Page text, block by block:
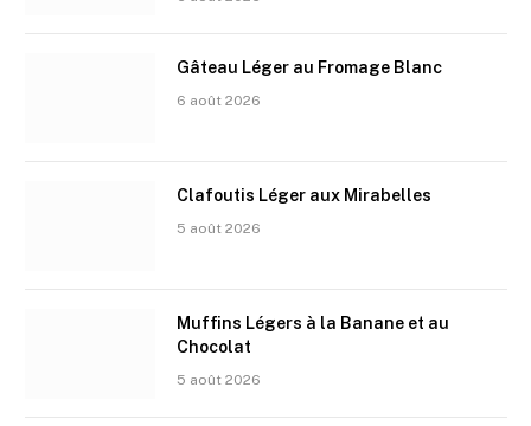
Gâteau Léger au Fromage Blanc
6 août 2026
Clafoutis Léger aux Mirabelles
5 août 2026
Muffins Légers à la Banane et au
Chocolat
5 août 2026